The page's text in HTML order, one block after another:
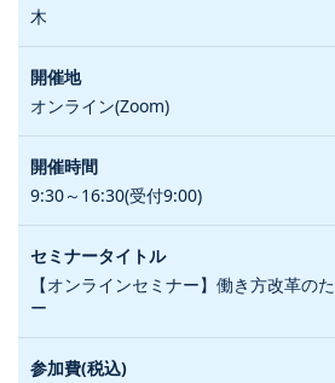
木
オンライン(Zoom)
9:30～16:30(受付9:00)
【オンラインセミナー】働き方改革の
ー